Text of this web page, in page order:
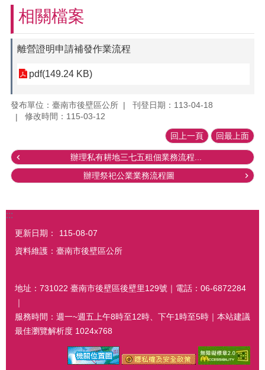
相關檔案
離營證明申請補發作業流程
pdf(149.24 KB)
發布單位：臺南市後壁區公所
刊登日期：113-04-18
修改時間：115-03-12
回上一頁 回最上面
辦理私有耕地三七五租佃業務流程...
辦理祭祀公業業務流程圖
:::
更新日期：
115-08-07
資料維護：臺南市後壁區公所
地址：731022 臺南市後壁區後壁里129號｜電話：06-6872284
｜
服務時間：週一~週五上午8時至12時、下午1時至5時｜本站建議
最佳瀏覽解析度 1024x768